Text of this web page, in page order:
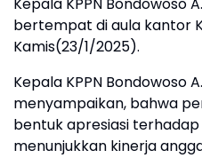
bertempat di aula kantor
Kamis(23/1/2025).
Kepala KPPN Bondowoso
menyampaikan, bahwa
bentuk apresiasi
menunjukkan kinerja